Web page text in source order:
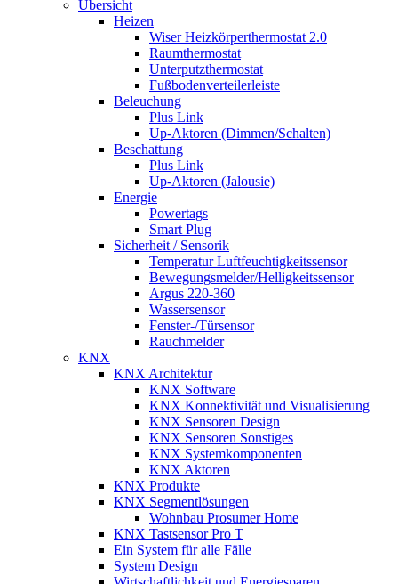
Übersicht
Heizen
Wiser Heizkörperthermostat 2.0
Raumthermostat
Unterputzthermostat
Fußbodenverteilerleiste
Beleuchung
Plus Link
Up-Aktoren (Dimmen/Schalten)
Beschattung
Plus Link
Up-Aktoren (Jalousie)
Energie
Powertags
Smart Plug
Sicherheit / Sensorik
Temperatur Luftfeuchtigkeitssensor
Bewegungsmelder/Helligkeitssensor
Argus 220-360
Wassersensor
Fenster-/Türsensor
Rauchmelder
KNX
KNX Architektur
KNX Software
KNX Konnektivität und Visualisierung
KNX Sensoren Design
KNX Sensoren Sonstiges
KNX Systemkomponenten
KNX Aktoren
KNX Produkte
KNX Segmentlösungen
Wohnbau Prosumer Home
KNX Tastsensor Pro T
Ein System für alle Fälle
System Design